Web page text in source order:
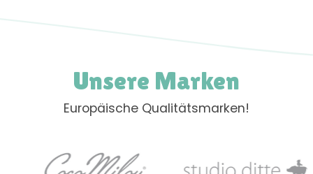
Unsere Marken
Europäische Qualitätsmarken!